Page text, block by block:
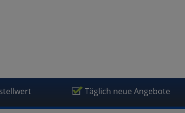
Täglich neue Angebote